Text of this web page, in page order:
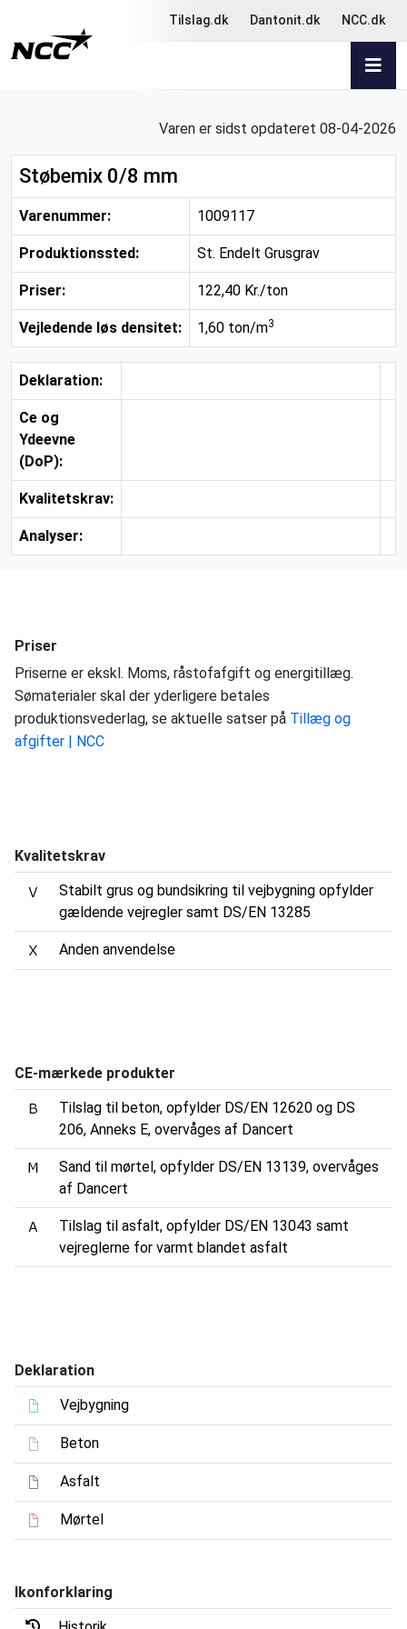
Tilslag.dk Dantonit.dk NCC.dk
Varen er sidst opdateret 08-04-2026
Støbemix 0/8 mm
Varenummer: 1009117
Produktionssted: St. Endelt Grusgrav
Priser: 122,40 Kr./ton
Vejledende løs densitet: 1,60 ton/m3
Deklaration:
Ce og
Ydeevne
(DoP):
Kvalitetskrav:
Analyser:
Priser
Priserne er ekskl. Moms, råstofafgift og energitillæg.
Sømaterialer skal der yderligere betales
produktionsvederlag, se aktuelle satser på Tillæg og
afgifter | NCC
Kvalitetskrav
Stabilt grus og bundsikring til vejbygning opfylder
gældende vejregler samt DS/EN 13285
Anden anvendelse
CE-mærkede produkter
Tilslag til beton, opfylder DS/EN 12620 og DS
206, Anneks E, overvåges af Dancert
Sand til mørtel, opfylder DS/EN 13139, overvåges
af Dancert
Tilslag til asfalt, opfylder DS/EN 13043 samt
vejreglerne for varmt blandet asfalt
Deklaration
Vejbygning
Beton
Asfalt
Mørtel
Ikonforklaring